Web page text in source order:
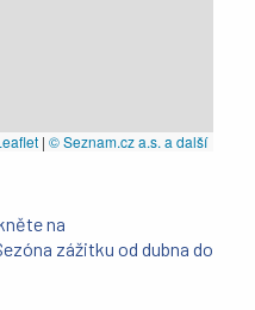
| © Seznam.cz a.s. a další
na
zážitku od dubna do